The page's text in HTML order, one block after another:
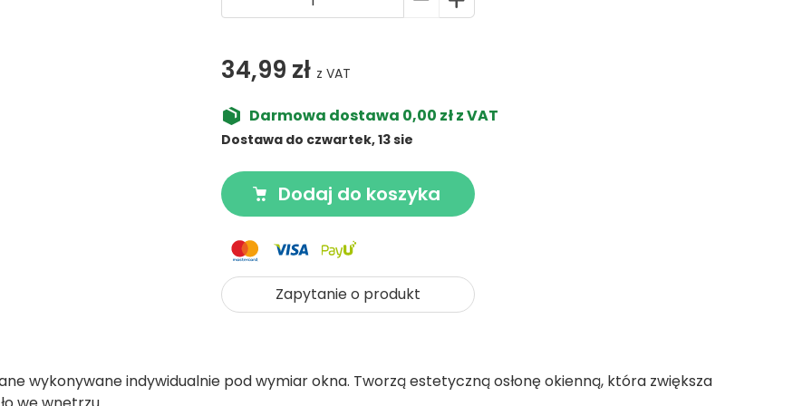
34,99 zł z VAT
Darmowa dostawa 0,00 zł z VAT
Dostawa do czwartek, 13 sie
Dodaj do koszyka
Zapytanie o produkt
wykonywane indywidualnie pod wymiar okna. Tworzą estetyczną osłonę okienną, która zwiększa